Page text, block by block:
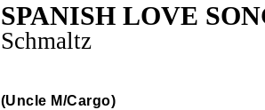
SPANISH LOVE
Schmaltz
(Uncle M/Cargo)